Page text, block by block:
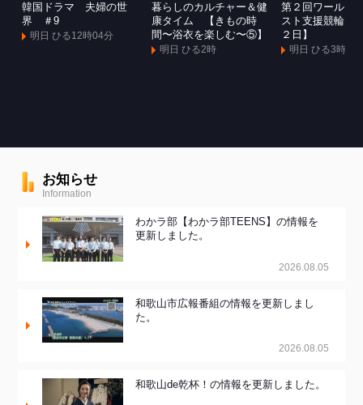
韓国ドラマ 夫婦の世
界 ＃9
明日 ひる12時04分
暮らしのカルチャー＆健
康タイム 【きもの時
間〜浴衣を楽しむ〜⑤】
明日 ひる2時
第２回ワールド
スト支援競輪
２日】
明日 ひる3時
お知らせ
Information
わかラ部【わかラ部TEENS】の情報を
更新しました。
2026.08.05
和歌山市広報番組の情報を更新しまし
た。
2026.08.05
和歌山de乾杯！の情報を更新しました。